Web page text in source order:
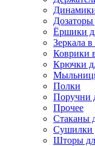
Ёршики
Зеркала
Коврики
Крючки
Полки
Поручни
Прочее
Стаканы
Сушилки
Шторы